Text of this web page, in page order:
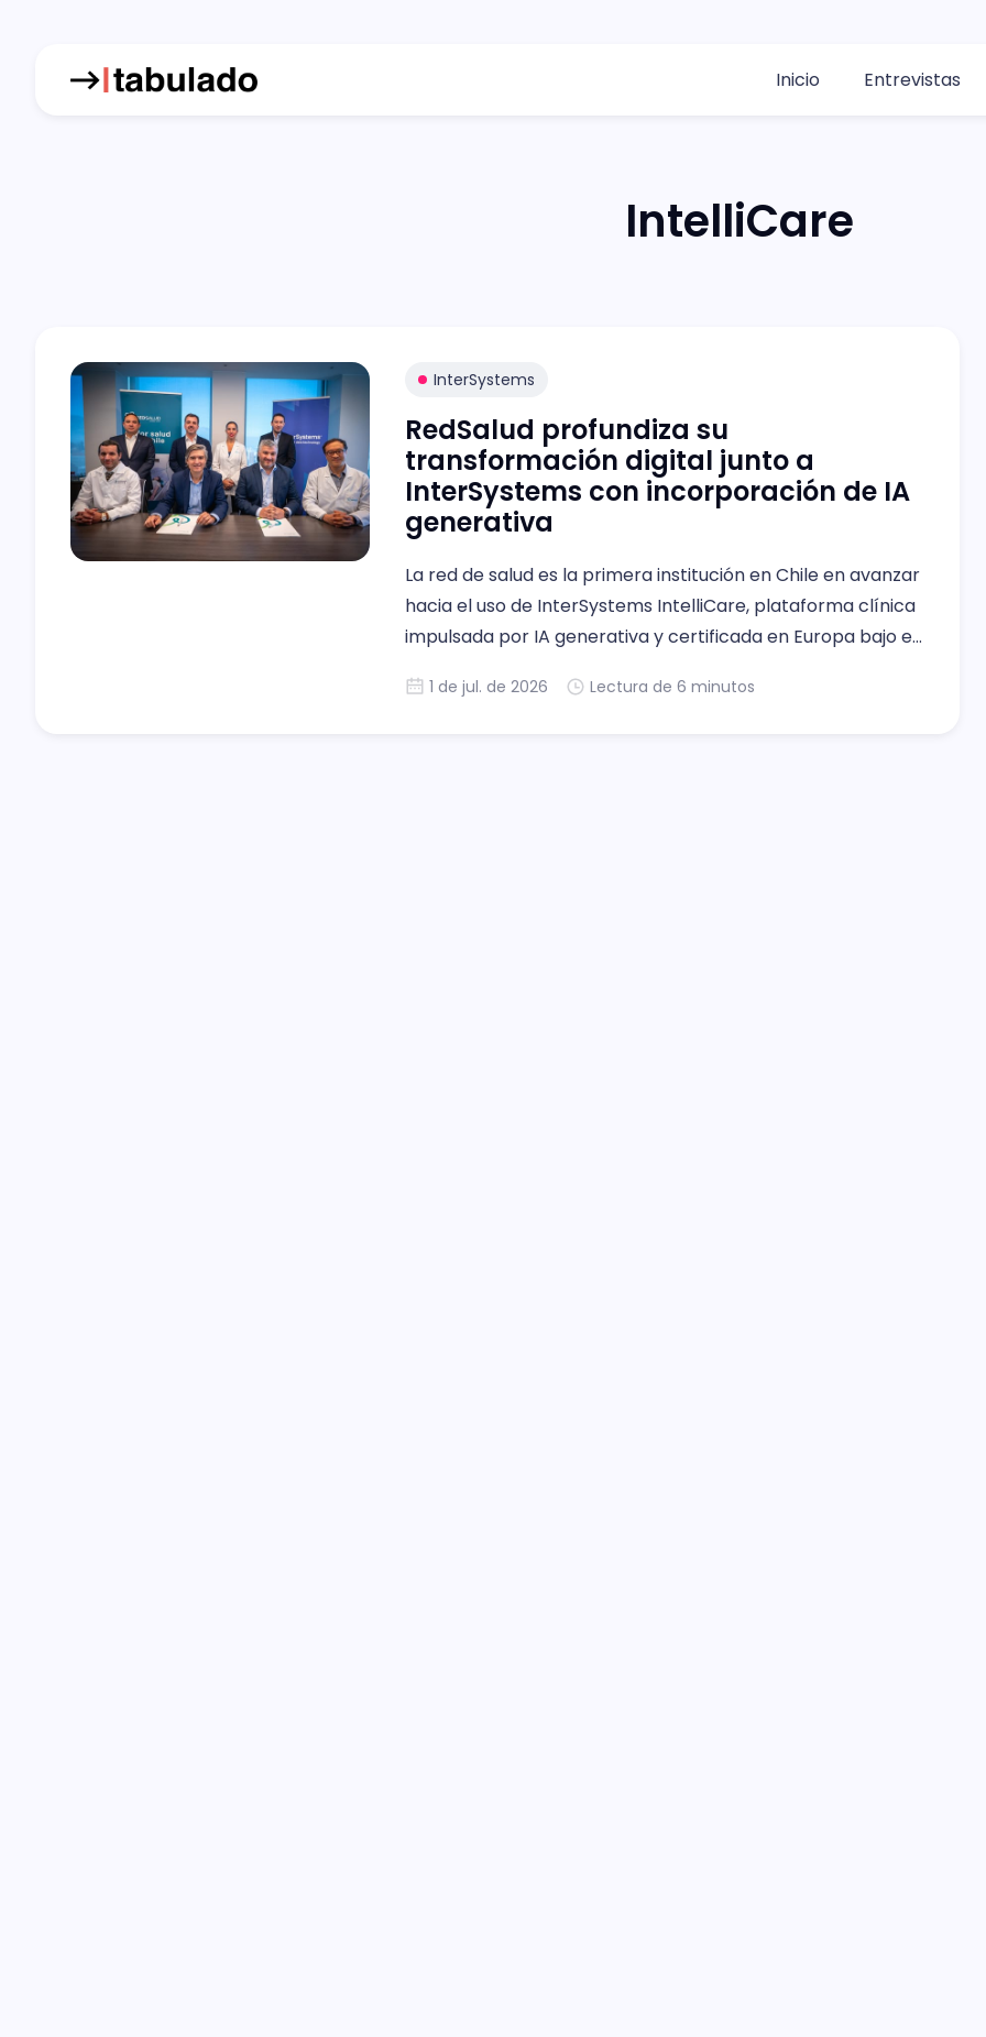
Inicio Entrevistas
IntelliCare
InterSystems
RedSalud profundiza su
transformación digital junto a
InterSystems con incorporación de IA
generativa
La red de salud es la primera institución en Chile en avanzar
hacia el uso de InterSystems IntelliCare, plataforma clínica
impulsada por IA generativa y certificada en Europa bajo el
1 de jul. de 2026 Lectura de 6 minutos